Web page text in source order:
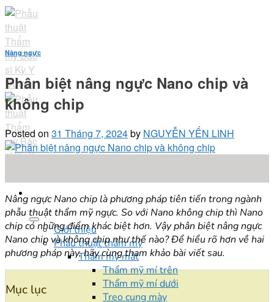
Skip
to
content
Giới thiệu
Phẫu thuật thẩm mỹ
Thẩm mỹ mắt
Thẩm mỹ mí trên
Thẩm mỹ mí dưới
Treo cung mày
Nâng ngực
Phân biệt nâng ngực Nano chip và
không chip
Posted on 31 Tháng 7, 2024by NGUYỄN YẾN LINH
Nâng ngực Nano chip là phương pháp tiên tiến trong ngành
phẫu thuật thẩm mỹ ngực. So với Nano không chip thì Nano
chip có những điểm khác biệt hơn. Vậy phân biệt nâng ngực
Nano chip và không chip như thế nào? Để hiểu rõ hơn về hai
phương pháp này, hãy cùng tham khảo bài viết sau.
Mục lục